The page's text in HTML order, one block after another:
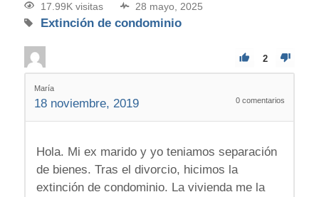
17.99K visitas 28 mayo, 2025
Extinción de condominio
2
María
18 noviembre, 2019 0 comentarios
Hola. Mi ex marido y yo teniamos separación
de bienes. Tras el divorcio, hicimos la
extinción de condominio. La vivienda me la